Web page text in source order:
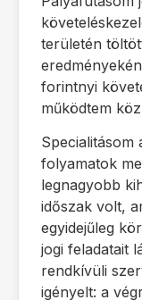
területén
forintnyi
működtem
Specialitásom
folyamatok
legnagyobb
időszak volt,
egyidejűleg
jogi feladatait
rendkívüli
igényelt: a